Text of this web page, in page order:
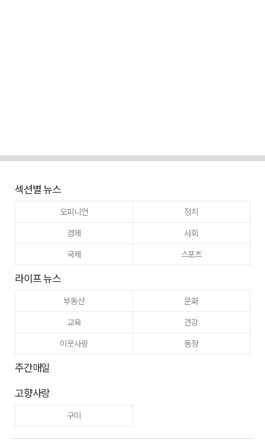
섹션별 뉴스
오피니언
정치
경제
사회
국제
스포츠
라이프 뉴스
부동산
문화
교육
건강
이웃사랑
동정
주간매일
고향사랑
구미